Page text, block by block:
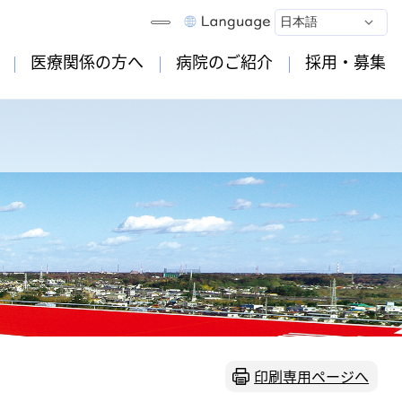
医療関係の方へ 病院のご紹介 採用・募集
印刷専用ページへ